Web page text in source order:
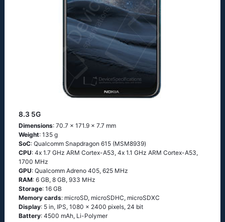
8.3 5G
Dimensions: 70.7 x 171.9 x 7.7 mm
Weight: 135 g
SoC: Quаlсоmm Snарdrаgоn 615 (МSМ8939)
CPU: 4х 1.7 GНz АRМ Соrtех-А53, 4х 1.1 GНz АRМ Соrtех-А53,
1700 MHz
GPU: Qualcomm Adreno 405, 625 MHz
RAM: 6 GB, 8 GB, 933 MHz
Storage: 16 GB
Memory cards: microSD, microSDHC, microSDXC
Display: 5 in, IPS, 1080 x 2400 pixels, 24 bit
Battery: 4500 mAh, Li-Polymer